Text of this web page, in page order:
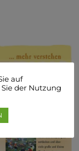
auf
der Nutzung